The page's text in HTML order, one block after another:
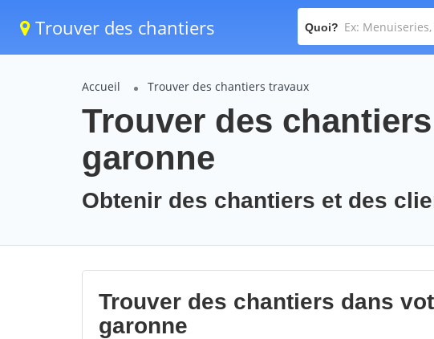
Trouver des chantiers Quoi?
Accueil Trouver des chantiers travaux
Trouver des
garonne
Obtenir des chantiers et des
Trouver des chantiers dans
garonne